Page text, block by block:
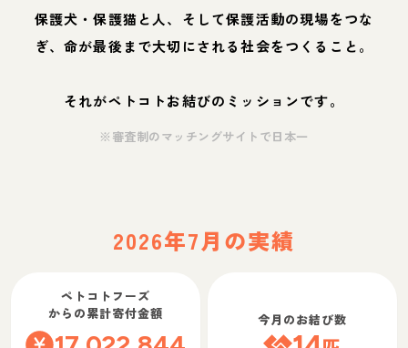
保護犬・保護猫と人、そして保護活動の現場をつな
ぎ、命が最後まで大切にされる社会をつくること。
それがペトコトお結びのミッションです。
※審査制のマッチングサイトで日本一
2026年7月の実績
ペトコトフーズ
からの累計寄付金額
今月のお結び数